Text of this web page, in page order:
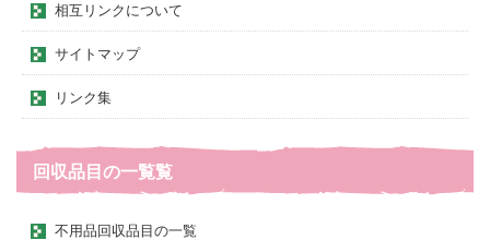
相互リンクについて
サイトマップ
リンク集
回収品目の一覧覧
不用品回収品目の一覧